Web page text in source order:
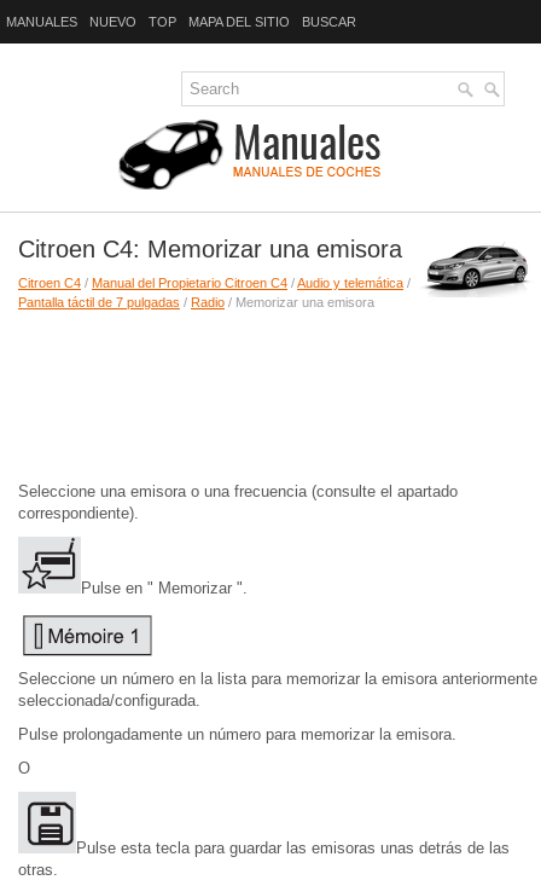
MANUALES NUEVO TOP MAPA DEL SITIO BUSCAR
Citroen C4: Memorizar una emisora
Citroen C4 / Manual del Propietario Citroen C4 /Audio y telemática /
Pantalla táctil de 7 pulgadas / Radio / Memorizar una emisora
Seleccione una emisora o una frecuencia (consulte el apartado
correspondiente).
Pulse en " Memorizar ".
Seleccione un número en la lista para memorizar la emisora anteriormente
seleccionada/configurada.
Pulse prolongadamente un número para memorizar la emisora.
O
Pulse esta tecla para guardar las emisoras unas detrás de las
otras.